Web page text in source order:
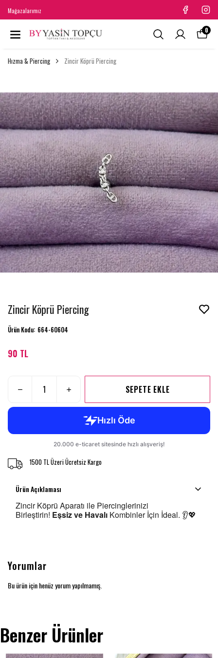
Mağazalarımız
0
Hızma & Piercing Zincir Köprü Piercing
Zincir Köprü Piercing
Ürün Kodu: 664-60604
90 TL
SEPETE EKLE
1500 TL Üzeri Ücretsiz Kargo
Ürün Açıklaması
Zincir Köprü Aparatı ile Piercinglerinizi
Birleştirin! Eşsiz ve Havalı Kombinler İçin İdeal. 👂💖
Yorumlar
Bu ürün için henüz yorum yapılmamış.
Benzer Ürünler